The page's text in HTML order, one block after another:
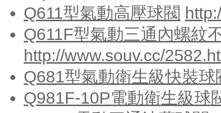
Q611型氣動高壓球閥
Q611F型氣動三通內螺紋
http://www.souv.cc/
Q681型氣動衛生級快裝球
Q981F-10P電動衛生級球